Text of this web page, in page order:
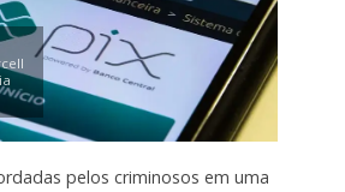
pelos criminosos em uma